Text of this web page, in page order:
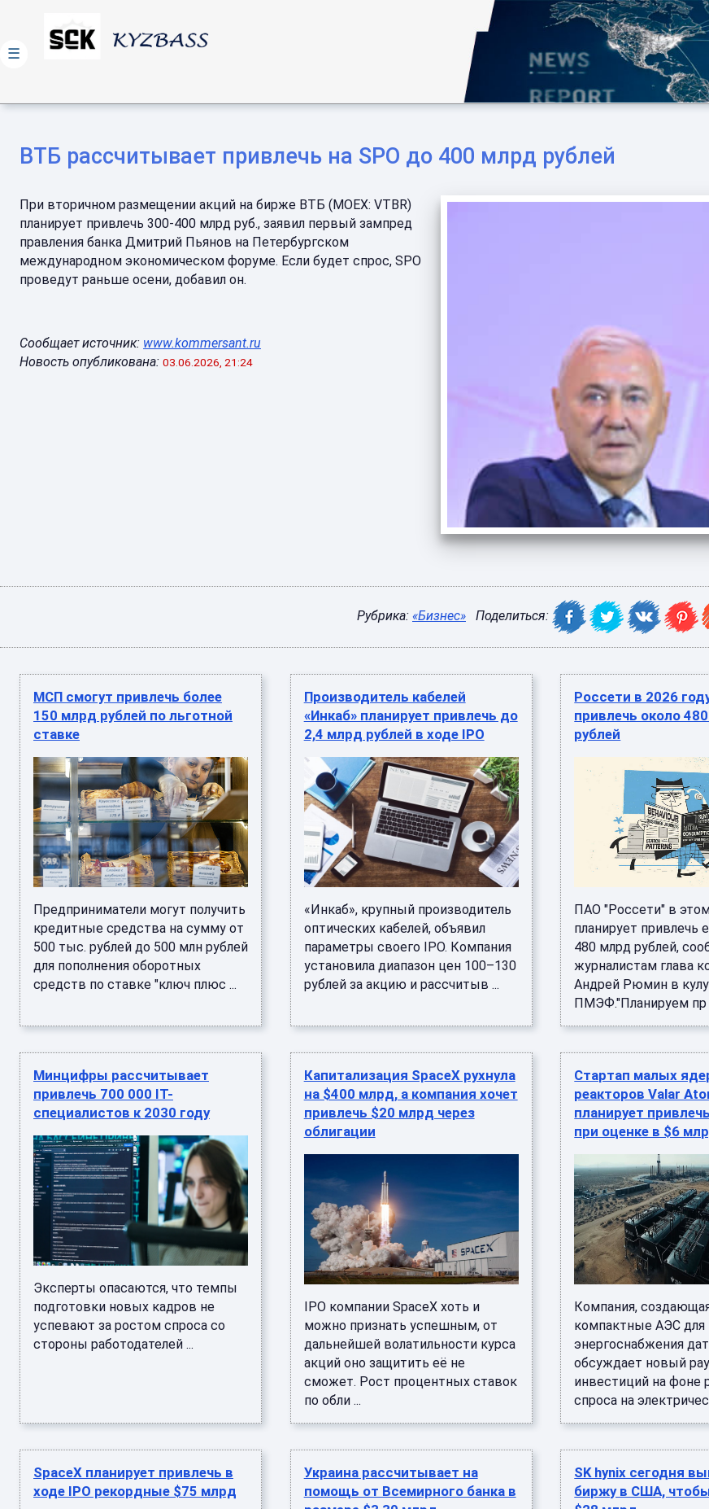
ВТБ рассчитывает привлечь на SPO до 400 млрд рублей
При вторичном размещении акций на бирже ВТБ (MOEX: VTBR)
планирует привлечь 300-400 млрд руб., заявил первый зампред
правления банка Дмитрий Пьянов на Петербургском
международном экономическом форуме. Если будет спрос, SPO
проведут раньше осени, добавил он.
Сообщает источник: www.kommersant.ru
Новость опубликована: 03.06.2026, 21:24
Рубрика: «Бизнес» Поделиться:
МСП смогут привлечь более
150 млрд рублей по льготной
ставке
Предприниматели могут получить
кредитные средства на сумму от
500 тыс. рублей до 500 млн рублей
для пополнения оборотных
средств по ставке "ключ плюс ...
Производитель кабелей
«Инкаб» планирует привлечь до
2,4 млрд рублей в ходе IPO
«Инкаб», крупный производитель
оптических кабелей, объявил
параметры своего IPO. Компания
установила диапазон цен 100–130
рублей за акцию и рассчитыв ...
Россети в 2026
привлечь около
рублей
ПАО "Россети" в
планирует привлечь
480 млрд рублей,
журналистам глава
Андрей Рюмин в
ПМЭФ."Планируем пр
Минцифры рассчитывает
привлечь 700 000 IT-
специалистов к 2030 году
Эксперты опасаются, что темпы
подготовки новых кадров не
успевают за ростом спроса со
стороны работодателей ...
Капитализация SpaceX рухнула
на $400 млрд, а компания хочет
привлечь $20 млрд через
облигации
IPO компании SpaceX хоть и
можно признать успешным, от
дальнейшей волатильности курса
акций оно защитить её не
сможет. Рост процентных ставок
по обли ...
Стартап малых
реакторов Valar
планирует
при оценке в $6
Компания,
компактные АЭС для
энергоснабжения
обсуждает новый
инвестиций на фоне
спроса на
SpaceX планирует привлечь в
ходе IPO рекордные $75 млрд
Украина рассчитывает на
помощь от Всемирного банка в
SK hynix сегодня
биржу в США,
☰